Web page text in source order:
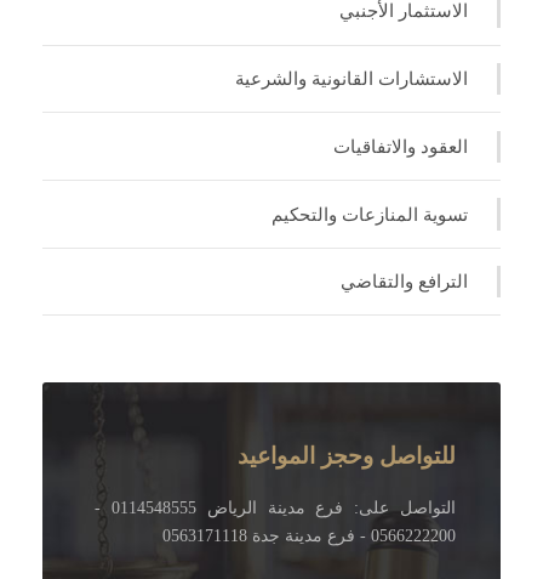
الاستثمار الأجنبي
الاستشارات القانونية والشرعية
العقود والاتفاقيات
تسوية المنازعات والتحكيم
الترافع والتقاضي
للتواصل وحجز المواعيد
التواصل على: فرع مدينة الرياض 0114548555 -
0566222200 - فرع مدينة جدة 0563171118